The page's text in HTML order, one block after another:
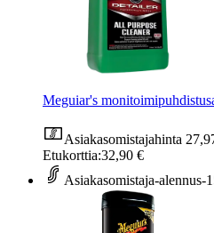
Meguiar's
Asiakasomistajahinta
Etukorttia:32,90 €
Asiakasomistaja-alennus-